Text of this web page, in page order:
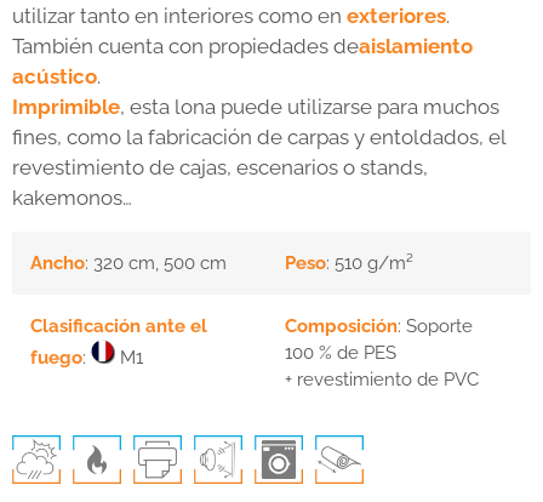
utilizar tanto en interiores como en exteriores.
También cuenta con propiedades deaislamiento
acústico.
Imprimible, esta lona puede utilizarse para muchos
fines, como la fabricación de carpas y entoldados, el
revestimiento de cajas, escenarios o stands,
kakemonos…
Ancho: 320 cm, 500 cm Peso: 510 g/m²
Clasificación ante el
fuego: M1
Composición: Soporte
100 % de PES
+ revestimiento de PVC